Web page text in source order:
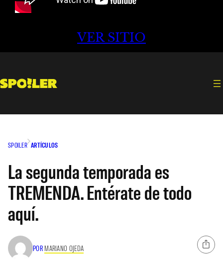
VER SITIO
SPOILER ARTÍCULOS
La segunda temporada es
TREMENDA. Entérate de todo
aquí.
POR MARIANO OJEDA